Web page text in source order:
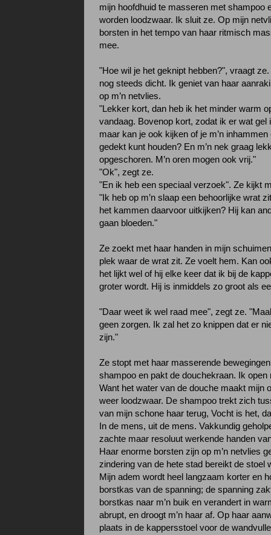
mijn hoofdhuid te masseren met shampoo
worden loodzwaar. Ik sluit ze. Op mijn
borsten in het tempo van haar ritmisch
mee.
"Hoe wil je het geknipt hebben?", vraagt ze.
nog steeds dicht. Ik geniet van haar
op m’n netvlies.
"Lekker kort, dan heb ik het minder warm
vandaag. Bovenop kort, zodat ik er wat gel
maar kan je ook kijken of je m’n inhammen
gedekt kunt houden? En m’n nek graag
opgeschoren. M’n oren mogen ook vrij."
"Ok", zegt ze.
"En ik heb een speciaal verzoek". Ze kijkt
"Ik heb op m’n slaap een behoorlijke wrat
het kammen daarvoor uitkijken? Hij kan
gaan bloeden."
Ze zoekt met haar handen in mijn
plek waar de wrat zit. Ze voelt hem. Kan
het lijkt wel of hij elke keer dat ik bij de
groter wordt. Hij is inmiddels zo groot als
"Daar weet ik wel raad mee", zegt ze.
geen zorgen. Ik zal het zo knippen dat er
zijn."
Ze stopt met haar masserende
shampoo en pakt de douchekraan. Ik open
Want het water van de douche maakt mijn
weer loodzwaar. De shampoo trekt zich
van mijn schone haar terug, Vocht is het,
In de mens, uit de mens. Vakkundig
zachte maar resoluut werkende handen
Haar enorme borsten zijn op m’n netvlies
zindering van de hete stad bereikt de stoel
Mijn adem wordt heel langzaam korter en
borstkas van de spanning; de spanning
borstkas naar m’n buik en verandert in
abrupt, en droogt m’n haar af. Op haar
plaats in de kappersstoel voor de